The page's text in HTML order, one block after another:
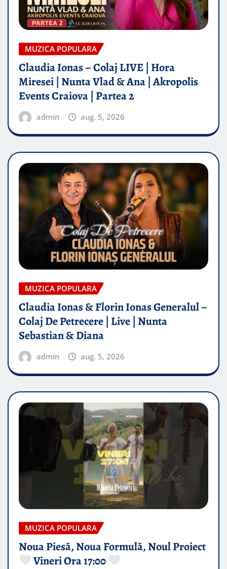
MUZICA POPULARA
Claudia Ionas – Colaj LIVE | Hora
Miresei | Nunta Vlad & Ana | Akropolis
Events Craiova | Partea 2
admin aug. 5, 2026
MUZICA POPULARA
Claudia Ionas & Florin Ionas Generalul –
Colaj De Petrecere | Live | Nunta
Sebastian & Diana
admin aug. 5, 2026
MUZICA POPULARA
Noua Piesă, Noua Formulă, Noul Proiect
Vineri Ora 17:00